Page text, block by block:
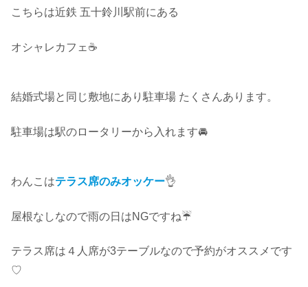
こちらは近鉄 五十鈴川駅前にある
オシャレカフェ☕️
結婚式場と同じ敷地にあり駐車場 たくさんあります。
駐車場は駅のロータリーから入れます🚘
わんこはテラス席のみオッケー👌
屋根なしなので雨の日はNGですね☔️
テラス席は４人席が3テーブルなので予約がオススメです
♡